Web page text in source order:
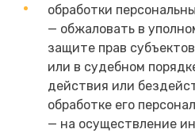
обработки
— обжаловать в
защите прав
или в судебном
действия или
обработке его
— на осуществление